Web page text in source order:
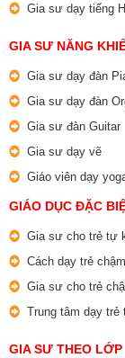
Gia sư dạy tiếng
GIA SƯ NĂNG
Gia sư dạy đàn
Gia sư dạy đàn
Gia sư đàn Guitar
Gia sư dạy vẽ
Giáo viên dạy
GIÁO DỤC ĐẶC
Gia sư cho trẻ tự
Cách dạy trẻ
Gia sư cho trẻ
Trung tâm dạy
GIA SƯ THEO LỚP